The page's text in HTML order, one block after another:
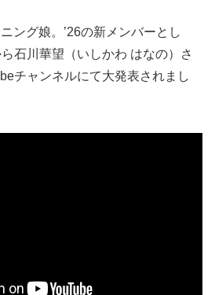
ング娘。’26の新メンバーとし
石川華望（いしかわ はなの）さ
チャンネルにて大発表されまし